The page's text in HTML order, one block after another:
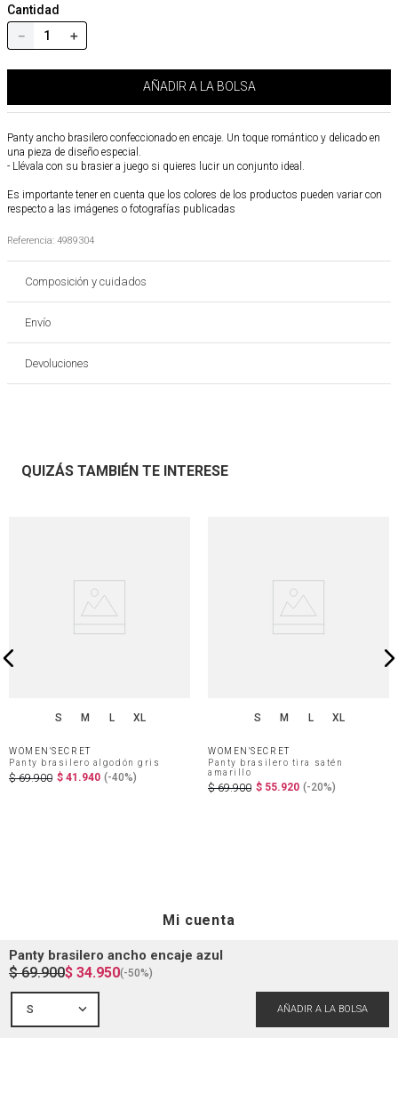
Panty brasilero ancho encaje azul
$ 69.900$ 34.950(-50%)
S
Cantidad
＋
－
AÑADIR A LA BOLSA
Panty ancho brasilero confeccionado en encaje. Un toque romántico y delicado en
una pieza de diseño especial.
- Llévala con su brasier a juego si quieres lucir un conjunto ideal.
Es importante tener en cuenta que los colores de los productos pueden variar con
respecto a las imágenes o fotografías publicadas
Referencia: 4989304
Composición y cuidados
Envío
Devoluciones
QUIZÁS TAMBIÉN TE INTERESE
S M L XL
WOMEN'SECRET
Panty brasilero algodón gris
$ 69.900 $ 41 .940 (-40%)
S M L XL
WOMEN'SECRET
Panty brasilero tira satén
amarillo
$ 69.900 $ 55.920 (-20%)
Mi cuenta